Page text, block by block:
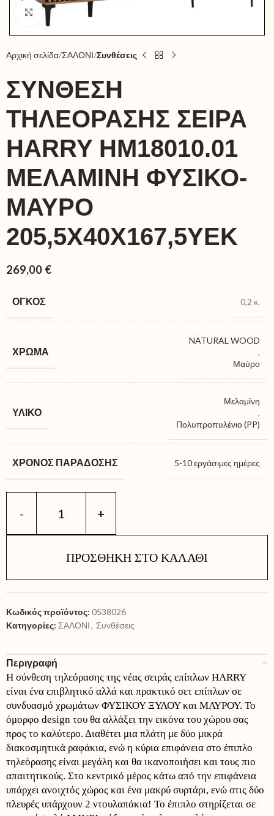
Click to enlarge
Αρχική σελίδα ΣΑΛΟΝΙ Συνθέσεις
ΣΥΝΘΕΣΗ
ΤΗΛΕΟΡΑΣΗΣ ΣΕΙΡΑ
HARRY HM18010.01
ΜΕΛΑΜΙΝΗ ΦΥΣΙΚΟ-
ΜΑΥΡΟ
205,5X40X167,5ΥΕΚ
269,00 €
ΌΓΚΟΣ 0,2 κ.
ΧΡΏΜΑ
NATURAL WOOD
,
Μαύρο
ΥΛΙΚΌ
Μελαμίνη
,
Πολυπροπυλένιο (PP)
ΧΡΌΝΟΣ ΠΑΡΆΔΟΣΗΣ 5-10 εργάσιμες ημέρες
ΠΡΟΣΘΉΚΗ ΣΤΟ ΚΑΛΆΘΙ
Κωδικός προϊόντος: 0538026
Κατηγορίες: ΣΑΛΟΝΙ, Συνθέσεις
Περιγραφή
Η σύνθεση τηλεόρασης της νέας σειράς επίπλων HARRY
είναι ένα επιβλητικό αλλά και πρακτικό σετ επίπλων σε
συνδυασμό χρωμάτων ΦΥΣΙΚΟΥ ΞΥΛΟΥ και ΜΑΥΡΟΥ. Το
όμορφο design του θα αλλάξει την εικόνα του χώρου σας
προς το καλύτερο. Διαθέτει μια πλάτη με δύο μικρά
διακοσμητικά ραφάκια, ενώ η κύρια επιφάνεια στο έπιπλο
τηλεόρασης είναι μεγάλη και θα ικανοποιήσει και τους πιο
απαιτητικούς. Στο κεντρικό μέρος κάτω από την επιφάνεια
υπάρχει ανοιχτός χώρος και ένα μακρύ συρτάρι, ενώ στις δύο
πλευρές υπάρχουν 2 ντουλαπάκια! Το έπιπλο στηρίζεται σε